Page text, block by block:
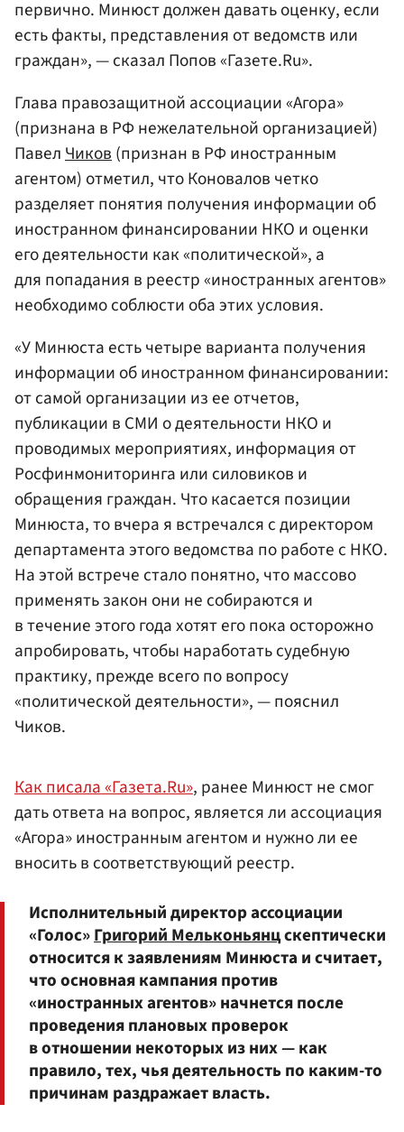
первично. Минюст должен давать оценку, если
есть факты, представления от ведомств или
граждан», — сказал Попов «Газете.Ru».
Глава правозащитной ассоциации «Агора»
(признана в РФ нежелательной организацией)
ПавелЧиков(признан в РФ иностранным
агентом) отметил, что Коновалов четко
разделяет понятия получения информации об
иностранном финансировании НКО и оценки
его деятельности как «политической», а
для попадания в реестр «иностранных агентов»
необходимо соблюсти оба этих условия.
«У Минюста есть четыре варианта получения
информации об иностранном финансировании:
от самой организации из ее отчетов,
публикации в СМИ о деятельности НКО и
проводимых мероприятиях, информация от
Росфинмониторинга или силовиков и
обращения граждан. Что касается позиции
Минюста, то вчера я встречался с директором
департамента этого ведомства по работе с НКО.
На этой встрече стало понятно, что массово
применять закон они не собираются и
в течение этого года хотят его пока осторожно
апробировать, чтобы наработать судебную
практику, прежде всего по вопросу
«политической деятельности», — пояснил
Чиков.
Как писала «Газета.Ru», ранее Минюст не смог
дать ответа на вопрос, является ли ассоциация
«Агора» иностранным агентом и нужно ли ее
вносить в соответствующий реестр.
Исполнительный директор ассоциации
«Голос»Григорий Мельконьянцскептически
относится к заявлениям Минюста и считает,
что основная кампания против
«иностранных агентов» начнется после
проведения плановых проверок
в отношении некоторых из них — как
правило, тех, чья деятельность по каким-то
причинам раздражает власть.